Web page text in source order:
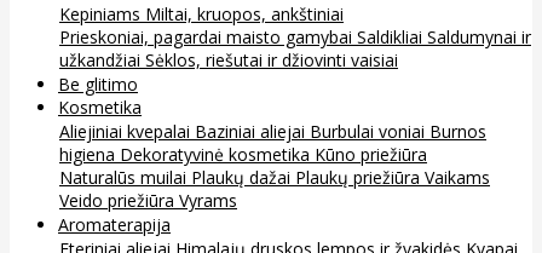
Kepiniams Miltai, kruopos, ankštiniai
Prieskoniai, pagardai maisto gamybai Saldikliai Saldumynai ir
užkandžiai Sėklos, riešutai ir džiovinti vaisiai
Be glitimo
Kosmetika
Aliejiniai kvepalai Baziniai aliejai Burbulai voniai Burnos
higiena Dekoratyvinė kosmetika Kūno priežiūra
Naturalūs muilai Plaukų dažai Plaukų priežiūra Vaikams
Veido priežiūra Vyrams
Aromaterapija
Eteriniai aliejai Himalajų druskos lempos ir žvakidės Kvapai